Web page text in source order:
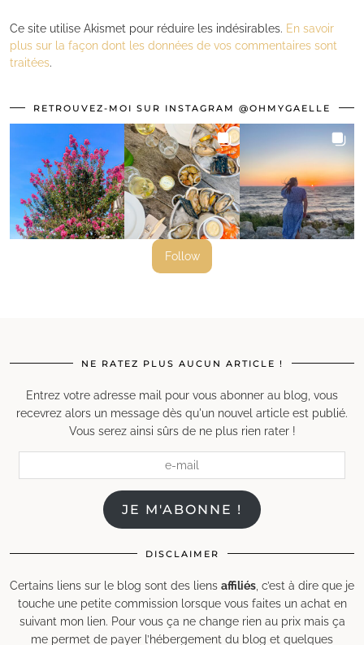
Ce site utilise Akismet pour réduire les indésirables. En savoir
plus sur la façon dont les données de vos commentaires sont
traitées.
RETROUVEZ-MOI SUR INSTAGRAM @OHMYGAELLE
Follow
NE RATEZ PLUS AUCUN ARTICLE !
Entrez votre adresse mail pour vous abonner au blog, vous
recevrez alors un message dès qu'un nouvel article est publié.
Vous serez ainsi sûrs de ne plus rien rater !
mail
JE M'ABONNE !
DISCLAIMER
Certains liens sur le blog sont des liens affiliés , c’est à dire que je
touche une petite commission lorsque vous faites un achat en
suivant mon lien. Pour vous ça ne change rien au prix mais ça
me permet de payer l’hébergement du blog et quelques